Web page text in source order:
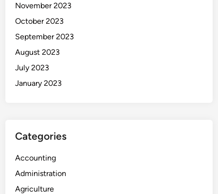
November 2023
October 2023
September 2023
August 2023
July 2023
January 2023
Categories
Accounting
Administration
Agriculture